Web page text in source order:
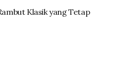
Klasik yang Tetap